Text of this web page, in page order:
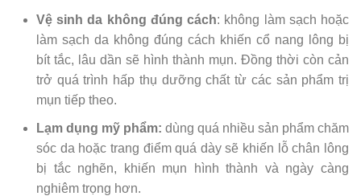
Vệ sinh da không đúng cách: không làm sạch hoặc
làm sạch da không đúng cách khiến cổ nang lông bị
bít tắc, lâu dần sẽ hình thành mụn. Đồng thời còn cản
trở quá trình hấp thụ dưỡng chất từ các sản phẩm trị
mụn tiếp theo.
Lạm dụng mỹ phẩm: dùng quá nhiều sản phẩm chăm
sóc da hoặc trang điểm quá dày sẽ khiến lỗ chân lông
bị tắc nghẽn, khiến mụn hình thành và ngày càng
nghiêm trọng hơn.